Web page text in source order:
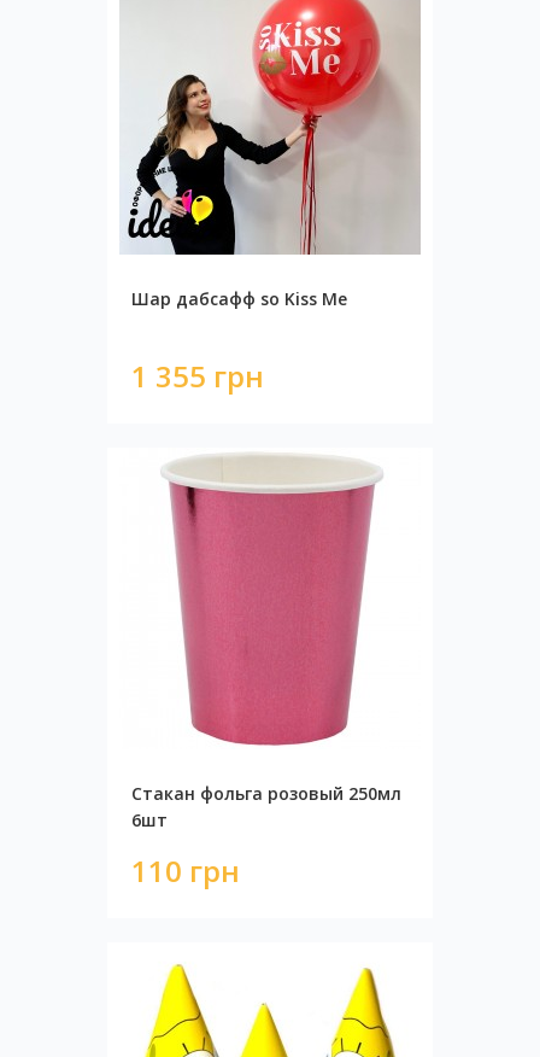
Шар дабсафф so Kiss Me
1 355 грн
Стакан фольга розовый 250мл
6шт
110 грн